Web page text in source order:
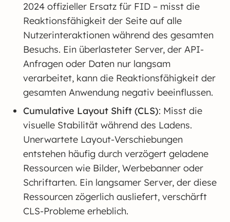
2024 offizieller Ersatz für FID – misst die
Reaktionsfähigkeit der Seite auf alle
Nutzerinteraktionen während des gesamten
Besuchs. Ein überlasteter Server, der API-
Anfragen oder Daten nur langsam
verarbeitet, kann die Reaktionsfähigkeit der
gesamten Anwendung negativ beeinflussen.
Cumulative Layout Shift (CLS): Misst die
visuelle Stabilität während des Ladens.
Unerwartete Layout-Verschiebungen
entstehen häufig durch verzögert geladene
Ressourcen wie Bilder, Werbebanner oder
Schriftarten. Ein langsamer Server, der diese
Ressourcen zögerlich ausliefert, verschärft
CLS-Probleme erheblich.